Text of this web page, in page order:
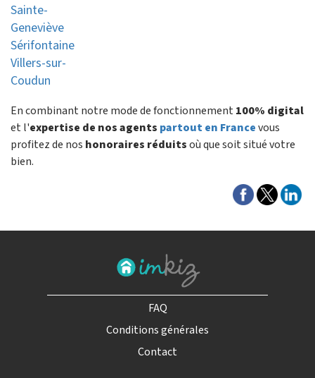
Sainte-
Geneviève
Sérifontaine
Villers-sur-
Coudun
En combinant notre mode de fonctionnement 100% digital
et l'expertise de nos agents partout en Francevous
profitez de nos honoraires réduitsoù que soit situé votre
bien.
FAQ
Conditions générales
Contact